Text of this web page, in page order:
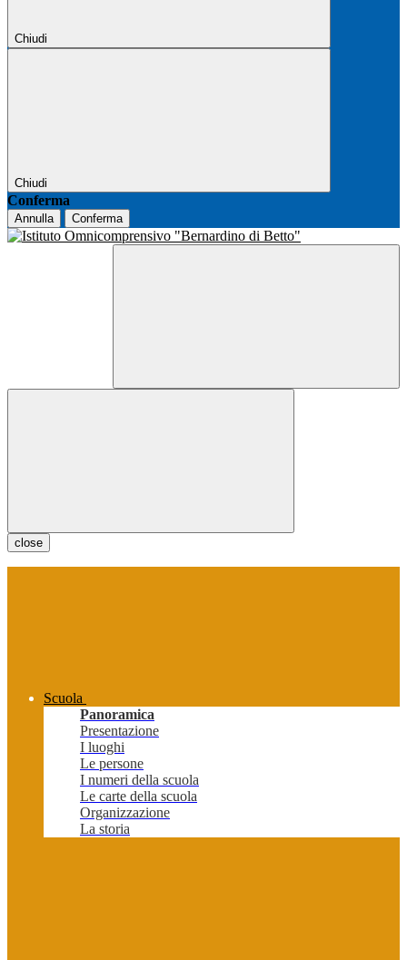
Chiudi
Chiudi
Conferma
Annulla Conferma
close
Scuola
Panoramica
Presentazione
I luoghi
Le persone
I numeri della scuola
Le carte della scuola
Organizzazione
La storia